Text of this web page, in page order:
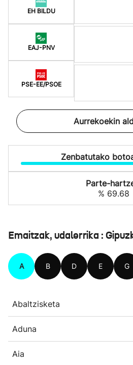
EH BILDU
EAJ-PNV
PSE-EE/PSOE
Aurrekoekin
Zenbatutako
Parte-
% 69.68
Emaitzak, udalerrika :
A B D E G
Abaltzisketa
Aduna
Aia